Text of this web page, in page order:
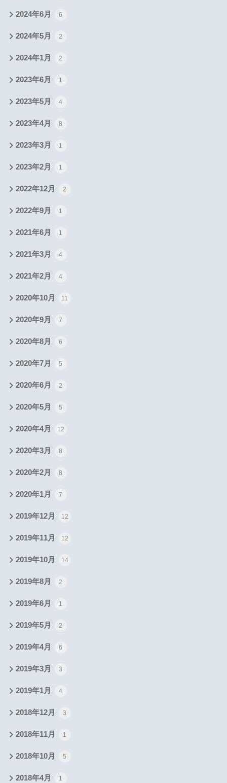
2024年6月 6
2024年5月 2
2024年1月 2
2023年6月 1
2023年5月 4
2023年4月 8
2023年3月 1
2023年2月 1
2022年12月 2
2022年9月 1
2021年6月 1
2021年3月 4
2021年2月 4
2020年10月 11
2020年9月 7
2020年8月 6
2020年7月 5
2020年6月 2
2020年5月 5
2020年4月 12
2020年3月 8
2020年2月 8
2020年1月 7
2019年12月 12
2019年11月 12
2019年10月 14
2019年8月 2
2019年6月 1
2019年5月 2
2019年4月 6
2019年3月 3
2019年1月 4
2018年12月 3
2018年11月 1
2018年10月 5
2018年4月 1